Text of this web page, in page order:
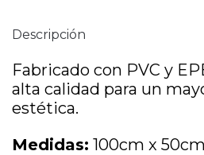
Descripción
Fabricado con PVC y
alta calidad para un
estética.
Medidas: 100cm x